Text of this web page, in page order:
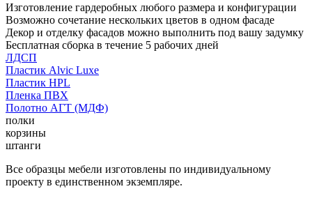
Изготовление гардеробных любого размера и конфигурации
Возможно сочетание нескольких цветов в одном фасаде
Декор и отделку фасадов можно выполнить под вашу задумку
Бесплатная сборка в течение 5 рабочих дней
ЛДСП
Пластик Alvic Luxe
Пластик HPL
Пленка ПВХ
Полотно АГТ (МДФ)
полки
корзины
штанги
Все образцы мебели изготовлены по индивидуальному
проекту в единственном экземпляре.